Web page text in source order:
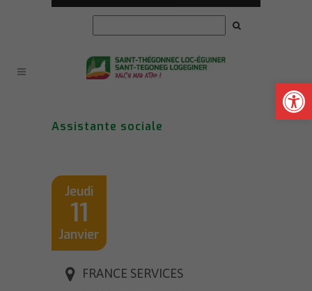
Ouvrir
Assistante sociale
Jeudi
11
Janvier
FRANCE SERVICES